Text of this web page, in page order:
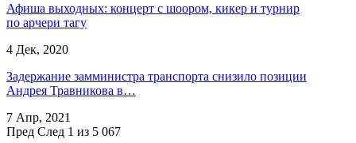
Афиша выходных: концерт с шоором, кикер и турнир
по арчери тагу
4 Дек, 2020
Задержание замминистра транспорта снизило позиции
Андрея Травникова в…
7 Апр, 2021
Пред След 1 из 5 067